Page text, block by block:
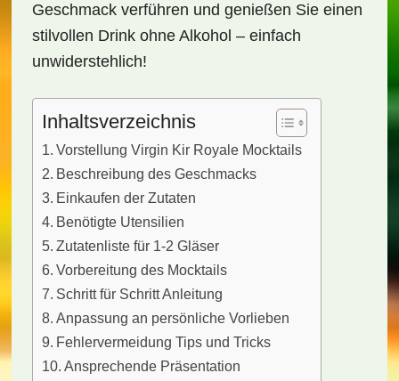
Geschmack verführen und genießen Sie einen
stilvollen Drink ohne Alkohol – einfach
unwiderstehlich!
Inhaltsverzeichnis
Vorstellung Virgin Kir Royale Mocktails
Beschreibung des Geschmacks
Einkaufen der Zutaten
Benötigte Utensilien
Zutatenliste für 1-2 Gläser
Vorbereitung des Mocktails
Schritt für Schritt Anleitung
Anpassung an persönliche Vorlieben
Fehlervermeidung Tips und Tricks
Ansprechende Präsentation